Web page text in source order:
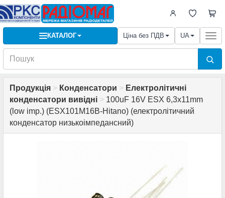
КАТАЛОГ Ціна без ПДВ UA
Продукція > Конденсатори > Електролітичні
конденсатори вивідні > 100uF 16V ESX 6,3x11mm
(low imp.) (ESX101M16B-Hitano) (електролітичний
конденсатор низькоімпедансний)